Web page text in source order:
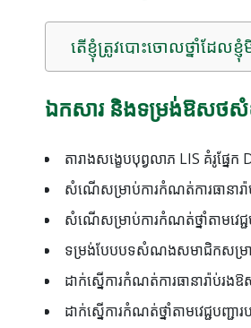
តើខ្ញុំត្រូវបោះចោលថ្នាំដែល
ឯកសារ និងទម្រង់ឱសថសំ
តារាងសង្ខេបបុព្វលាភ LIS គំរូផ្ន
សំណើសម្រាប់ការកំណត់ការធានារ៉
សំណើសម្រាប់ការកំណត់ថ្នាំតាមវេជ្
ទម្រង់បែបបទសំណងសមាជិកសម្រា
ដាក់ស្នើការកំណត់ការធានារ៉ាប់រង
ដាក់ស្នើការកំណត់ថ្នាំតាមវេជ្ជបញ្ជ